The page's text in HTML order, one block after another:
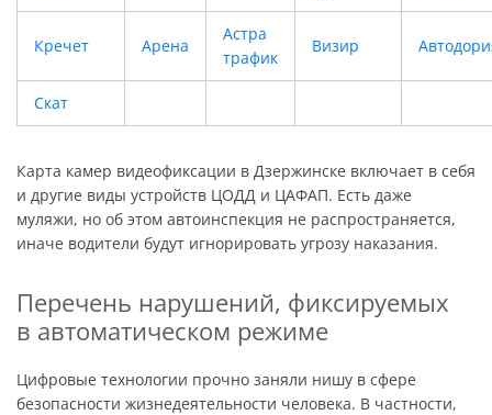
Кречет Арена
Астра
трафик
Визир
Скат
Карта камер видеофиксации в Дзержинске включает в себя
и другие виды устройств ЦОДД и ЦАФАП. Есть даже
муляжи, но об этом автоинспекция не распространяется,
иначе водители будут игнорировать угрозу наказания.
Перечень нарушений, фиксируемых
в автоматическом режиме
Цифровые технологии прочно заняли нишу в сфере
безопасности жизнедеятельности человека. В частности,